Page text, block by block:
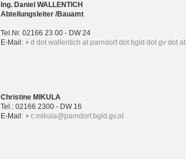
Ing. Daniel WALLENTICH
Abteilungsleiter /Bauamt
Tel.Nr. 02166 23 00 - DW 24
E-Mail:
d dot wallentich at parndorf dot bgld dot gv dot at
Christine MIKULA
Tel.: 02166 2300 - DW 16
E-Mail:
c.mikula@parndorf.bgld.gv.at